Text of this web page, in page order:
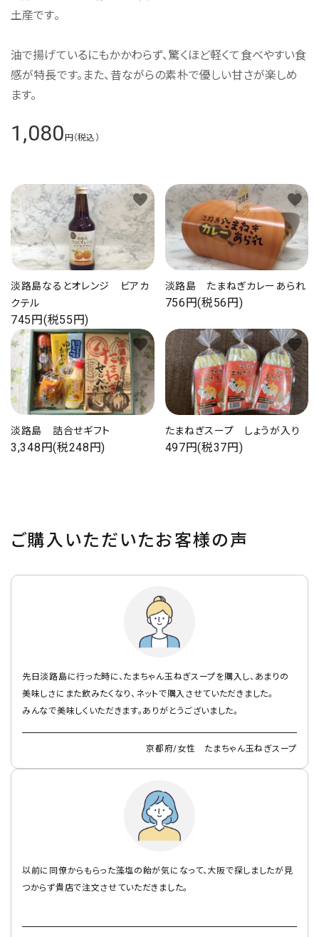
土産です。
油で揚げているにもかかわらず、驚くほど軽くて食べやすい食
感が特長です。また、昔ながらの素朴で優しい甘さが楽しめ
ます。
1,080 円（税込）
淡路島なるとオレンジ ビアカ
クテル
745円(税55円)
favorite
淡路島 たまねぎカレーあられ
756円(税56円)
favorite
淡路島 詰合せギフト
3,348円(税248円)
favorite
たまねぎスープ しょうが入り
497円(税37円)
favorite
ご購入いただいたお客様の声
先日淡路島に行った時に、たまちゃん玉ねぎスープを購入し、あまりの
美味しさにまた飲みたくなり、ネットで購入させていただきました。
みんなで美味しくいただきます。ありがとうございました。
京都府/女性 たまちゃん玉ねぎスープ
以前に同僚からもらった藻塩の飴が気になって、大阪で探しましたが見
つからず貴店で注文させていただきました。